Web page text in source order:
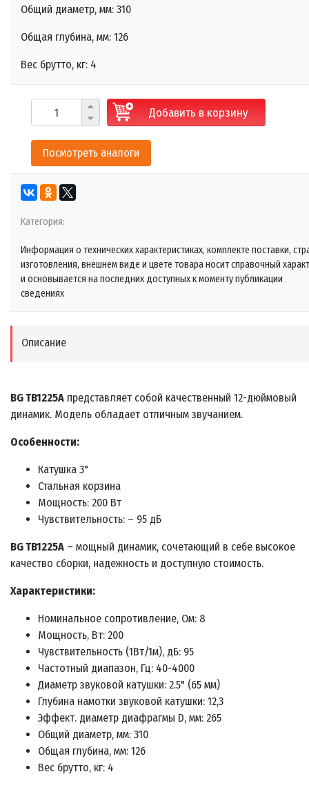
Общий диаметр, мм: 310
Общая глубина, мм: 126
Вес брутто, кг: 4
Добавить в корзину
Посмотреть аналоги
Категория:
Информация о технических характеристиках, комплекте поставки,
изготовления, внешнем виде и цвете товара носит справочный
и основывается на последних доступных к моменту публикации
сведениях
Описание
BG TB1225A представляет собой качественный 12-дюймовый
динамик. Модель обладает отличным звучанием.
Особенности:
Катушка 3"
Стальная корзина
Мощность: 200 Вт
Чувствительность: – 95 дБ
BG TB1225A – мощный динамик, сочетающий в себе высокое
качество сборки, надежность и доступную стоимость.
Характеристики:
Номинальное сопротивление, Ом: 8
Мощность, Вт: 200
Чувствительность (1Вт/1м), дБ: 95
Частотный диапазон, Гц: 40-4000
Диаметр звуковой катушки: 2.5" (65 мм)
Глубина намотки звуковой катушки: 12,3
Эффект. диаметр диафрагмы D, мм: 265
Общий диаметр, мм: 310
Общая глубина, мм: 126
Вес брутто, кг: 4